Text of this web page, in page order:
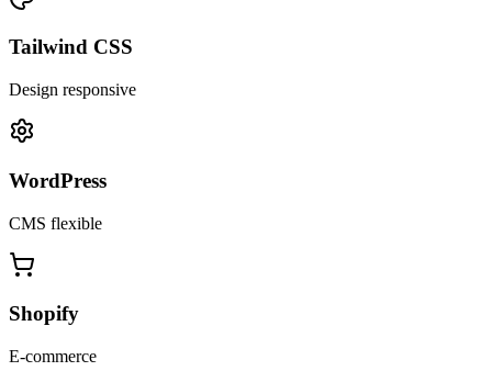
Tailwind CSS
Design responsive
WordPress
CMS flexible
Shopify
E-commerce